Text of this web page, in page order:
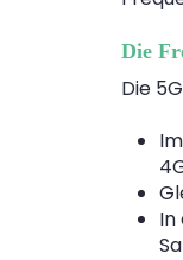
Die
Die
In